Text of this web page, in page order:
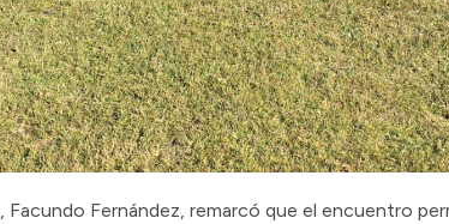
Fernández, remarcó que el encuentro